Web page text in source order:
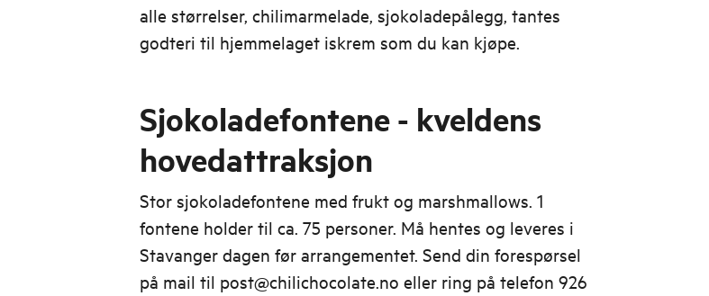
alle størrelser, chilimarmelade, sjokoladepålegg, tantes
godteri til hjemmelaget iskrem som du kan kjøpe.
Sjokoladefontene - k​​​veldens
hovedattraksjon
Stor sjokoladefontene med frukt og marshmallows. 1
fontene holder til ca. 75 personer. Må hentes og leveres i
Stavanger dagen før arrangementet. Send din forespørsel
på mail til post@chilichocolate.no eller ring på telefon 926